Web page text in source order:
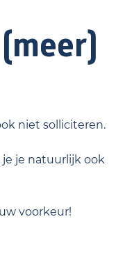
niet solliciteren.
je je natuurlijk ook
voorkeur!